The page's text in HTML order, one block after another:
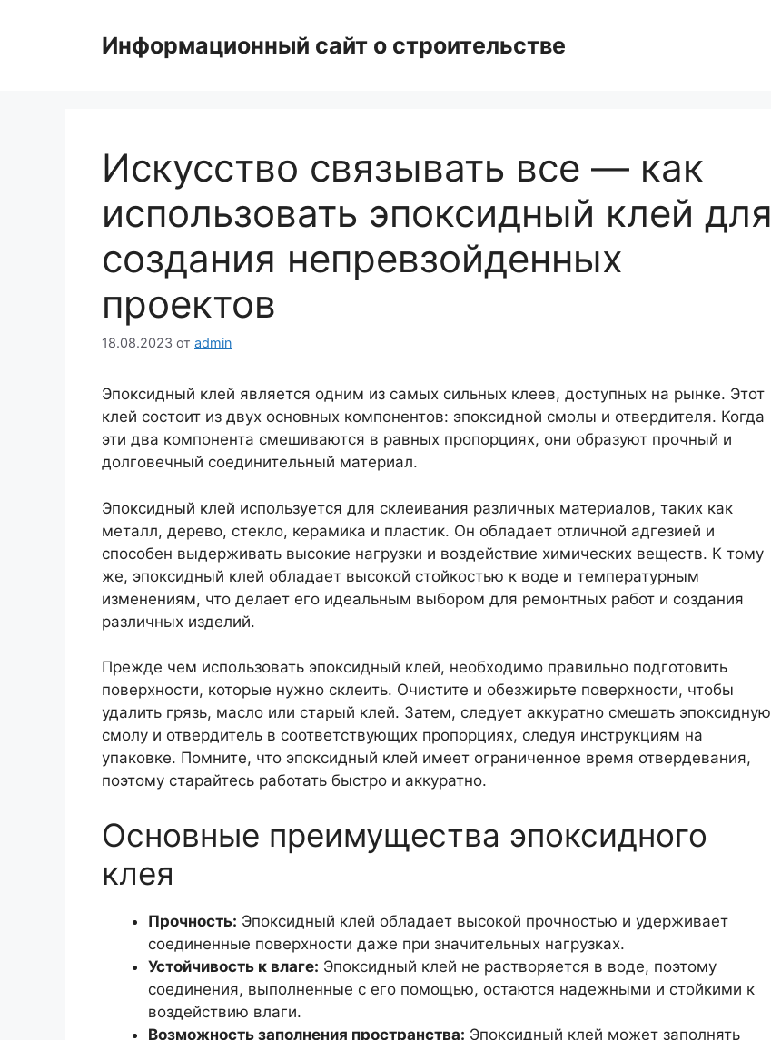
содержимомуИнформационный сайт о строительстве
Искусство связывать все — как
использовать эпоксидный клей для
создания непревзойденных
проектов
18.08.2023 от admin
Эпоксидный клей является одним из самых сильных клеев, доступных на рынке. Этот
клей состоит из двух основных компонентов: эпоксидной смолы и отвердителя. Когда
эти два компонента смешиваются в равных пропорциях, они образуют прочный и
долговечный соединительный материал.
Эпоксидный клей используется для склеивания различных материалов, таких как
металл, дерево, стекло, керамика и пластик. Он обладает отличной адгезией и
способен выдерживать высокие нагрузки и воздействие химических веществ. К тому
же, эпоксидный клей обладает высокой стойкостью к воде и температурным
изменениям, что делает его идеальным выбором для ремонтных работ и создания
различных изделий.
Прежде чем использовать эпоксидный клей, необходимо правильно подготовить
поверхности, которые нужно склеить. Очистите и обезжирьте поверхности, чтобы
удалить грязь, масло или старый клей. Затем, следует аккуратно смешать эпоксидную
смолу и отвердитель в соответствующих пропорциях, следуя инструкциям на
упаковке. Помните, что эпоксидный клей имеет ограниченное время отвердевания,
поэтому старайтесь работать быстро и аккуратно.
Основные преимущества эпоксидного
клея
Прочность: Эпоксидный клей обладает высокой прочностью и удерживает
соединенные поверхности даже при значительных нагрузках.
Устойчивость к влаге: Эпоксидный клей не растворяется в воде, поэтому
соединения, выполненные с его помощью, остаются надежными и стойкими к
воздействию влаги.
Возможность заполнения пространства: Эпоксидный клей может заполнять